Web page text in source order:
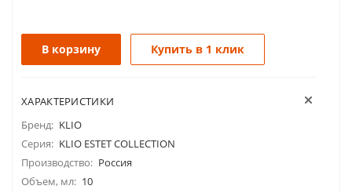
В корзину Купить в 1 клик
ХАРАКТЕРИСТИКИ
Бренд: KLIO
Серия: KLIO ESTET COLLECTION
Производство: Россия
Объем, мл: 10